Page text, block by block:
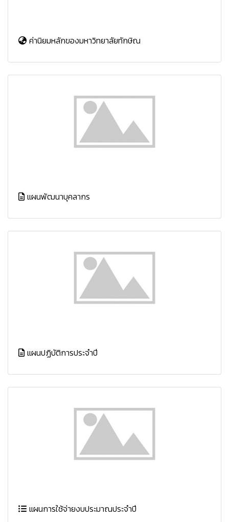
ค่านิยมหลักของมหาวิทยาลัยทักษิณ
แผนพัฒนาบุคลากร
แผนปฏิบัติการประจำปี
แผนการใช้จ่ายงบประมาณประจำปี